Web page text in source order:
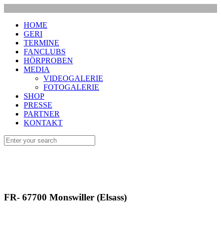
HOME
GERI
TERMINE
FANCLUBS
HÖRPROBEN
MEDIA
VIDEOGALERIE
FOTOGALERIE
SHOP
PRESSE
PARTNER
KONTAKT
FR- 67700 Monswiller (Elsass)